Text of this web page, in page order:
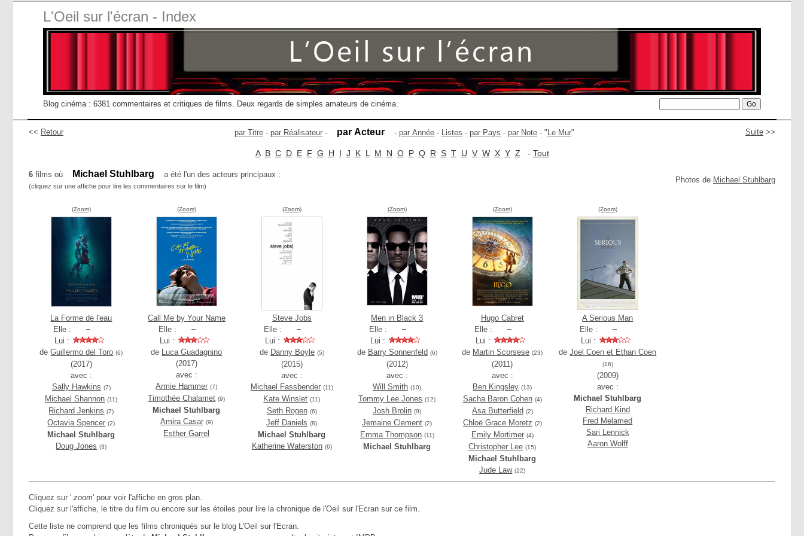
L'Oeil sur l'écran - Index
Blog cinéma : 6381 commentaires et critiques de films. Deux regards de simples amateurs de cinéma.
<< Retour Suite >>
par Titre - par Réalisateur - par Acteur - par Année - Listes - par Pays - par Note - " Le Mur"
A B C D E F G H I J K L M N O P Q R S T U V W X Y Z - Tout
Photos de Michael Stuhlbarg
6 films où Michael Stuhlbarg a été l'un des acteurs principaux :
(cliquez sur une affiche pour lire les commentaires sur le film)
(Zoom)
La Forme de l'eau
Elle :
Lui :
deGuillermo del Toro (6)
(2017)
avec :
Sally Hawkins (7)
Michael Shannon (11)
Richard Jenkins (7)
Octavia Spencer (2)
Michael Stuhlbarg
Doug Jones (3)
(Zoom)
Call Me by Your Name
Elle :
Lui :
de Luca Guadagnino
(2017)
avec :
Armie Hammer (7)
Timothée Chalamet (9)
Michael Stuhlbarg
Amira Casar (9)
Esther Garrel
(Zoom)
Steve Jobs
Elle :
Lui :
de Danny Boyle (5)
(2015)
avec :
Michael Fassbender (11)
Kate Winslet (11)
Seth Rogen (6)
Jeff Daniels (8)
Michael Stuhlbarg
Katherine Waterston (6)
(Zoom)
Men in Black 3
Elle :
Lui :
de Barry Sonnenfeld (6)
(2012)
avec :
Will Smith (10)
Tommy Lee Jones (12)
Josh Brolin (9)
Jemaine Clement (2)
Emma Thompson (11)
Michael Stuhlbarg
(Zoom)
Hugo Cabret
Elle :
Lui :
de Martin Scorsese (23)
(2011)
avec :
Ben Kingsley (13)
Sacha Baron Cohen (4)
Asa Butterfield (2)
Chloë Grace Moretz (2)
Emily Mortimer (4)
Christopher Lee (15)
Michael Stuhlbarg
Jude Law (22)
(Zoom)
A Serious Man
Elle :
Lui :
deJoel Coen et Ethan Coen
(16)
(2009)
avec :
Michael Stuhlbarg
Richard Kind
Fred Melamed
Sari Lennick
Aaron Wolff
Cliquez sur ' zoom' pour voir l'affiche en gros plan.
Cliquez sur l'affiche, le titre du film ou encore sur les étoiles pour lire la chronique de l'Oeil sur l'Ecran sur ce film.
Cette liste ne comprend que les films chroniqués sur le blog L'Oeil sur l'Ecran.